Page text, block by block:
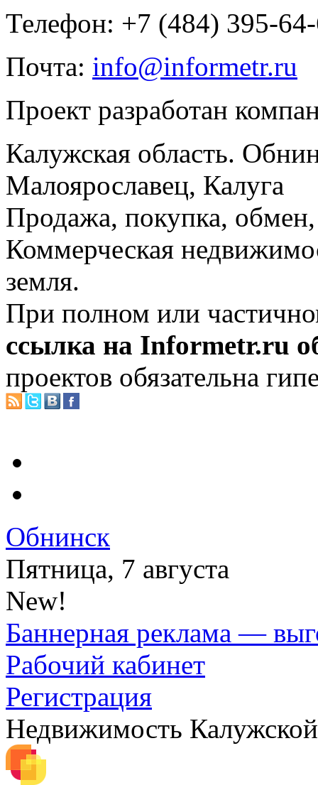
Телефон: +7 (484) 395-
Почта: info@informetr.ru
Проект разработан
Калужская область.
Малоярославец, Калуга
Продажа, покупка, обмен,
Коммерческая
земля.
При полном или
ссылка на Informetr.ru
проектов обязательна
Обнинск
Пятница, 7 августа
New!
Баннерная реклама —
Рабочий кабинет
Регистрация
Недвижимость